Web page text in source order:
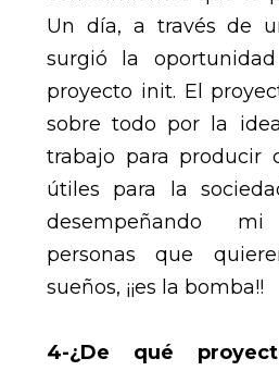
Un día, a través de
surgió la
proyecto init. El
sobre todo por la
trabajo para producir
útiles para la
desempeñando
personas que
sueños, ¡¡es la bomba!!
4-¿De qué